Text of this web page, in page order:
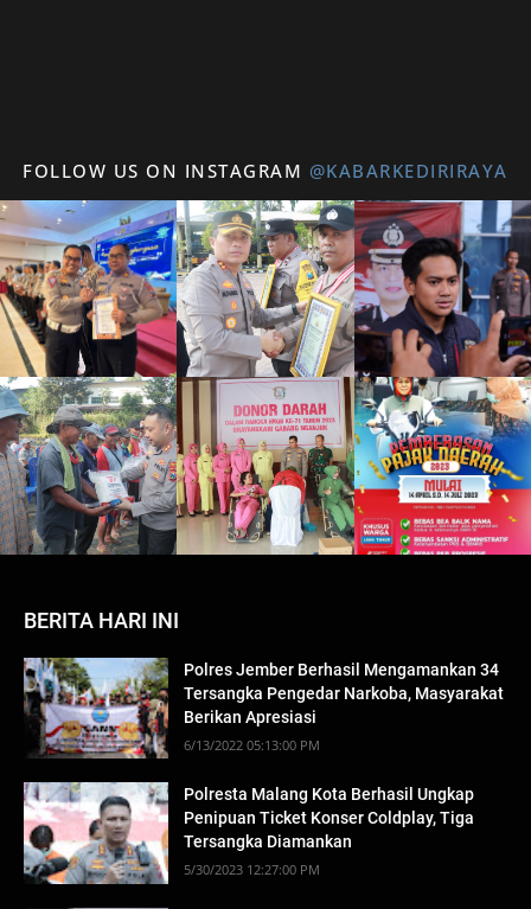
FOLLOW US ON INSTAGRAM @KABARKEDIRIRAYA
BERITA HARI INI
Polres Jember Berhasil Mengamankan 34
Tersangka Pengedar Narkoba, Masyarakat
Berikan Apresiasi
6/13/2022 05:13:00 PM
Polresta Malang Kota Berhasil Ungkap
Penipuan Ticket Konser Coldplay, Tiga
Tersangka Diamankan
5/30/2023 12:27:00 PM